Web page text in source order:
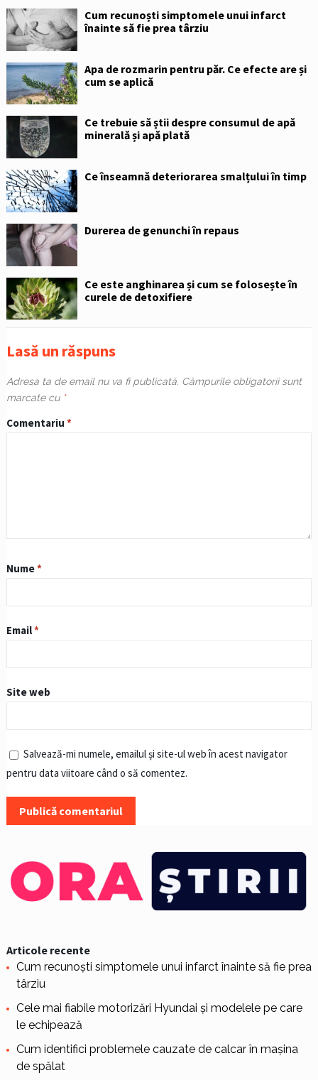
Cum recunoști simptomele unui infarct
înainte să fie prea târziu
Apa de rozmarin pentru păr. Ce efecte are și
cum se aplică
Ce trebuie să știi despre consumul de apă
minerală și apă plată
Ce înseamnă deteriorarea smalțului în timp
Durerea de genunchi în repaus
Ce este anghinarea și cum se folosește în
curele de detoxifiere
Lasă un răspuns
Adresa ta de email nu va fi publicată. Câmpurile obligatorii sunt
marcate cu *
Comentariu *
Nume*
Email*
Site web
Salvează-mi numele, emailul și site-ul web în acest navigator
pentru data viitoare când o să comentez.
Articole recente
Cum recunoști simptomele unui infarct înainte să fie prea
târziu
Cele mai fiabile motorizări Hyundai și modelele pe care
le echipează
Cum identifici problemele cauzate de calcar în mașina
de spălat